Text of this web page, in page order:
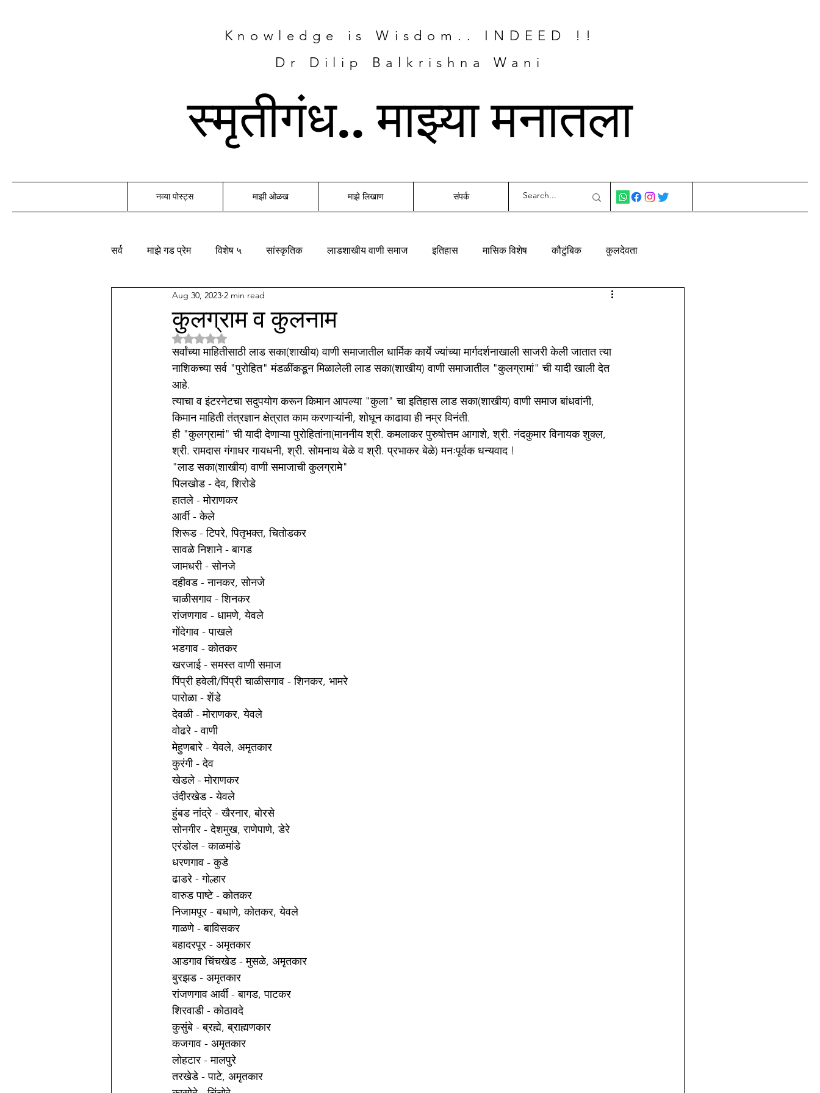
Knowledge is Wisdom.. INDEED !!
Dr Dilip Balkrishna Wani
स्मृतीगंध.. माझ्या मनातला
नव्या पोस्ट्स माझी ओळख माझे लिखाण संपर्क
सर्व माझे गड प्रेम विशेष ५ सांस्कृतिक लाडशाखीय वाणी समाज इतिहास मासिक विशेष कौटुंबिक कुलदेवता
अन्य वाणी समाज
पॅथाॅलाॅजी प्रॅक्टिस संगीत माझा नातू अगस्त्य मणिपूर संघर्ष
कुलग्राम व कुलनाम
Aug 30, 2023 2 min read
Rated NaN out of 5 stars.
सर्वांच्या माहितीसाठी लाड सका(शाखीय) वाणी समाजातील धार्मिक कार्ये ज्यांच्या मार्गदर्शनाखाली साजरी केली जातात त्या
नाशिकच्या सर्व "पुरोहित" मंडळींकडून मिळालेली लाड सका(शाखीय) वाणी समाजातील "कुलग्रामां" ची यादी खाली देत
आहे.
त्याचा व इंटरनेटचा सदुपयोग करून किमान आपल्या "कुला" चा इतिहास लाड सका(शाखीय) वाणी समाज बांधवांनी,
किमान माहिती तंत्रज्ञान क्षेत्रात काम करणाऱ्यांनी, शोधून काढावा ही नम्र विनंती.
ही "कुलग्रामां" ची यादी देणाऱ्या पुरोहितांना(माननीय श्री. कमलाकर पुरुषोत्तम आगाशे, श्री. नंदकुमार विनायक शुक्ल,
श्री. रामदास गंगाधर गायधनी, श्री. सोमनाथ बेळे व श्री. प्रभाकर बेळे) मनःपूर्वक धन्यवाद !
"लाड सका(शाखीय) वाणी समाजाची कुलग्रामे"
पिलखोड - देव, शिरोडे
हातले - मोराणकर
आर्वी - केले
शिरूड - टिपरे, पितृभक्त, चितोडकर
सावळे निशाने - बागड
जामधरी - सोनजे
दहीवड - नानकर, सोनजे
चाळीसगाव - शिनकर
रांजणगाव - धामणे, येवले
गोंदेगाव - पाखले
भडगाव - कोतकर
खरजाई - समस्त वाणी समाज
पिंप्री हवेली/पिंप्री चाळीसगाव - शिनकर, भामरे
पारोळा - शेंडे
देवळी - मोराणकर, येवले
वोढरे - वाणी
मेहुणबारे - येवले, अमृतकार
कुरंगी - देव
खेडले - मोराणकर
उंदीरखेड - येवले
हुंबड नांद्रे - खैरनार, बोरसे
सोनगीर - देशमुख, राणेपाणे, डेरे
एरंडोल - काळमांडे
धरणगाव - कुडे
ढाडरे - गोल्हार
वारुड पाष्टे - कोतकर
निजामपूर - बधाणे, कोतकर, येवले
गाळणे - बाविसकर
बहादरपूर - अमृतकार
आडगाव चिंचखेड - मुसळे, अमृतकार
बुरझड - अमृतकार
रांजणगाव आर्वी - बागड, पाटकर
शिरवाडी - कोठावदे
कुसुंबे - ब्रह्मे, ब्राह्मणकार
कजगाव - अमृतकार
लोहटार - मालपुरे
तरखेडे - पाटे, अमृतकार